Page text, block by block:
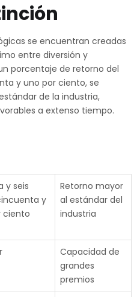
se encuentran creadas
entre diversión y
porcentaje de retorno del
y uno por ciento, se
de la industria,
a extenso tiempo.
y seis
y
ciento
Retorno mayor
al estándar del
industria
Capacidad de
grandes
premios